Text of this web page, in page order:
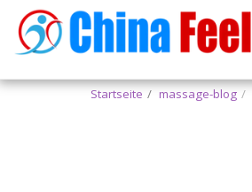
Startseite massage-blog